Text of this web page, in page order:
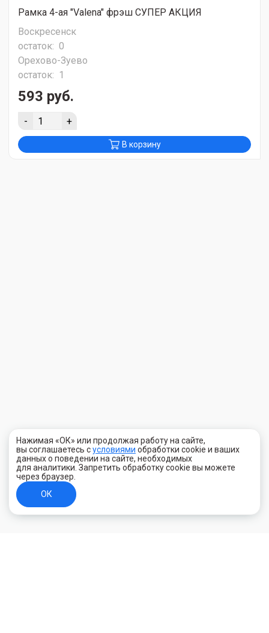
Рамка 4-ая "Valena" фрэш СУПЕР АКЦИЯ
Воскресенск
остаток: 0
Орехово-Зуево
остаток: 1
593 руб.
- +
В корзину
Нажимая «ОК» или продолжая работу на сайте,
вы соглашаетесь сусловиями обработки cookie и ваших
данных о поведении на сайте, необходимых
для аналитики. Запретить обработку cookie вы можете
через браузер.
ОК